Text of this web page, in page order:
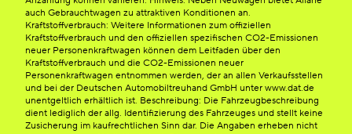
auch Gebrauchtwagen zu attraktiven Konditionen an.
Kraftstoffverbrauch: Weitere Informationen zum offiziellen
Kraftstoffverbrauch und den offiziellen spezifischen CO2-Emissionen
neuer Personenkraftwagen können dem Leitfaden über den
Kraftstoffverbrauch und die CO2-Emissionen neuer
Personenkraftwagen entnommen werden, der an allen Verkaufsstellen
und bei der Deutschen Automobiltreuhand GmbH unter www.dat.de
unentgeltlich erhältlich ist. Beschreibung: Die Fahrzeugbeschreibung
dient lediglich der allg. Identifizierung des Fahrzeuges und stellt keine
Zusicherung im kaufrechtlichen Sinn dar. Die Angaben erheben nicht